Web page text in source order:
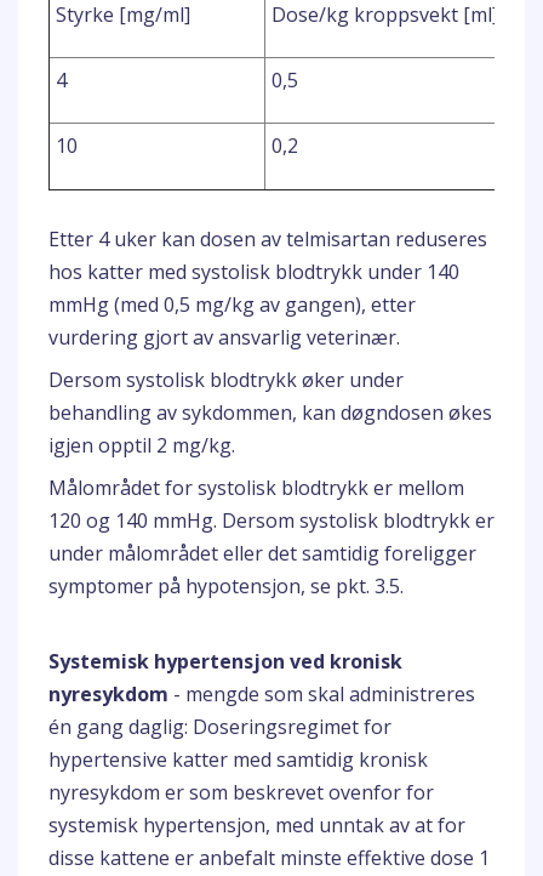
Styrke [mg/ml] Dose/kg kroppsvekt [ml]
4 0,5
10 0,2
Etter 4 uker kan dosen av telmisartan reduseres
hos katter med systolisk blodtrykk under 140
mmHg (med 0,5 mg/kg av gangen), etter
vurdering gjort av ansvarlig veterinær.
Dersom systolisk blodtrykk øker under
behandling av sykdommen, kan døgndosen økes
igjen opptil 2 mg/kg.
Målområdet for systolisk blodtrykk er mellom
120 og 140 mmHg. Dersom systolisk blodtrykk er
under målområdet eller det samtidig foreligger
symptomer på hypotensjon, se pkt. 3.5.
Systemisk hypertensjon ved kronisk
nyresykdom - mengde som skal administreres
én gang daglig: Doseringsregimet for
hypertensive katter med samtidig kronisk
nyresykdom er som beskrevet ovenfor for
systemisk hypertensjon, med unntak av at for
disse kattene er anbefalt minste effektive dose 1